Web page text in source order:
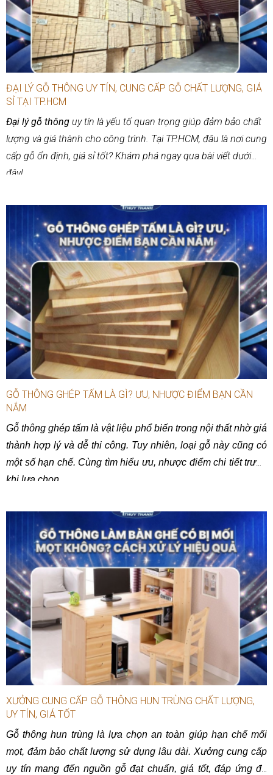
ĐẠI LÝ GỖ THÔNG UY TÍN, CUNG CẤP GỖ CHẤT LƯỢNG, GIÁ
SỈ TẠI TP.HCM
Đại lý gỗ thông uy tín là yếu tố quan trọng giúp đảm bảo chất
lượng và giá thành cho công trình. Tại TP.HCM, đâu là nơi cung
cấp gỗ ổn định, giá sỉ tốt? Khám phá ngay qua bài viết dưới
đây!
GỖ THÔNG GHÉP TẤM LÀ GÌ? ƯU, NHƯỢC ĐIỂM BẠN CẦN
NẮM
Gỗ thông ghép tấm là vật liệu phổ biến trong nội thất nhờ giá
thành hợp lý và dễ thi công. Tuy nhiên, loại gỗ này cũng có
một số hạn chế. Cùng tìm hiểu ưu, nhược điểm chi tiết trước
khi lựa chọn.
XƯỞNG CUNG CẤP GỖ THÔNG HUN TRÙNG CHẤT LƯỢNG,
UY TÍN, GIÁ TỐT
Gỗ thông hun trùng là lựa chọn an toàn giúp hạn chế mối
mọt, đảm bảo chất lượng sử dụng lâu dài. Xưởng cung cấp
uy tín mang đến nguồn gỗ đạt chuẩn, giá tốt, đáp ứng đa